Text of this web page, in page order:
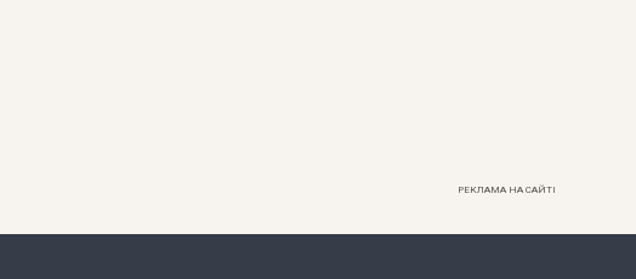
РЕКЛАМА НА САЙТІ